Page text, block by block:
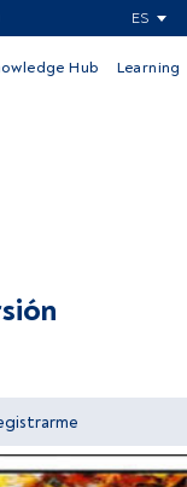
ES
Hub Learning